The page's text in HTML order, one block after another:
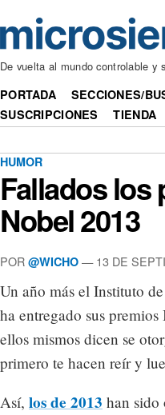
De vuelta al mundo controlable y
PORTADA SECCIONES/
SUSCRIPCIONES
TIENDA
HUMOR
Fallados los
Nobel 2013
POR @WICHO — 13 DE
Un año más el Instituto
ha entregado sus
ellos mismos dicen se
primero te hacen reír y
Así, los de 2013 han sido